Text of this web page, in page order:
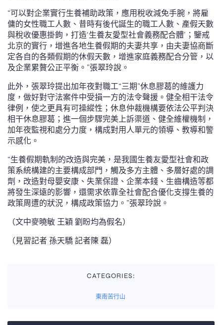
“可以對企業實行生養補助政策，應用稅收減免手腕，將雇
傭的女性職工人數、昔時有後代誕生的職工人數、產假天數
與稅收優惠掛鉤，打造‘生養友愛型社會義務配合體’；鑒戒
北京的實行，增進各地生養假期的夫妻共享，由夫妻協商斷
定各自的各類假期的休假天數，增進家庭義務配合分管，以
及企業累贅公正平衡。”張翠玲說。
此外，張翠玲提出加年夜對職工“三期”休息膠葛的維護力
度，做好對守法案件中受損一方的法令聲援。健全相干法令
律例，使之更具有可操縱性；休息仲裁機構要依法公平判決
相干休息膠葛；進一個步驟完美上訴渠道、健全維權機制，
加年夜監視和處分力度，構成對用人單元的領導、教導和警
示感化。
“生養假期軌制的改造與完美，是我國生養友愛型社會和政
策系統構建的主要構成部門，觸及多方主體、多層好處的調
劑，改造對母嬰安康、失業保證、企業本錢、生齒構造等都
將發生深遠的影響，還需求依靠全社會配合優化支撐生養的
政策周遭的狀況，構成政策協力。”張翠玲說。
（文中麥曉敏 王穎 劉盼均為假名）
（見習記者 孫天驕 記者陳 磊）
CATEGORIES:
東南苦行山